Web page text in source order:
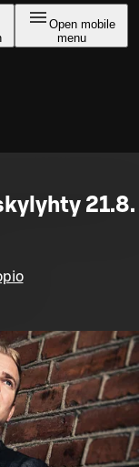
Open mobile
menu
21.8.